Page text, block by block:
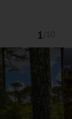
1